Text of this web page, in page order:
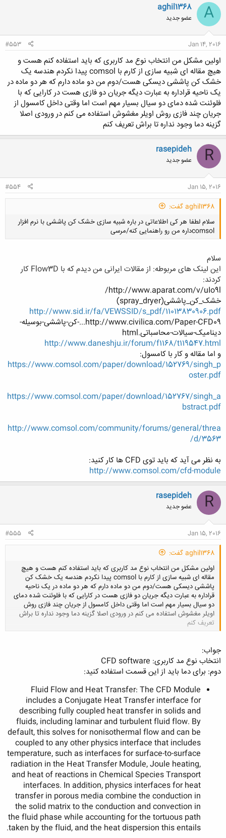
A
aghil1368
عضو جدید
Jan 14, 2016
#553
اولین مشکل من انتخاب نوع مد کاربری که باید استفاده کنم هست و
هیچ مقاله ای شبیه سازی از کارم با comsol پیدا نکردم هندسه یک
خشک کن پاششی دیسکی هست/دوم من دو ماده دارم که هر دو ماده در
یک ناحیه قراداره به عبارت دیگه جریان دو فازی هست در کارایی که با
فلوئنت شده دمای دو سیال بسیار مهم است اما وقتی داخل کامسول از
جریان چند فازی روش اویلر مغشوش استفاده می کنم در ورودی اصلا
گزینه دما وجود نداره تا براش تعریف کنم
R
rasepideh
عضو جدید
Jan 15, 2016
#554
aghil1368 گفت:
سلام لطفا هر کی اطلاعاتی در باره شبیه سازی خشک کن پاششی با نرم افزار
comsolداره من رو راهنمایی کنه/مرسی
کلیک کنید تا باز شود...
سلام
این لینک های مربوطه: از مقالات ایرانی من دیدم که با Flow3D کار
کردند:
http://www.aparat.com/v/uIo9l/
خشک_کن_پاششی(spray_dryer)
http://www.sid.ir/fa/VEWSSID/s_pdf/11013830906.pdf
http://www.civilica.com/Paper-CFD09...-کن-پاششی-بوسیله-
دینامیک-سیالات-محاسباتی.html
http://www.daneshju.ir/forum/f1168/t119547.html
و اما مقاله و کار با کامسول:
https://www.comsol.com/paper/download/152769/singh_p
oster.pdf
https://www.comsol.com/paper/download/152767/singh_a
bstract.pdf
http://www.comsol.com/community/forums/general/threa
d/3563/
به نظر می آید که باید توی CFD ها کار کنید:
http://www.comsol.com/cfd-module
R
rasepideh
عضو جدید
Jan 15, 2016
#555
aghil1368 گفت:
اولین مشکل من انتخاب نوع مد کاربری که باید استفاده کنم هست و هیچ
مقاله ای شبیه سازی از کارم با comsol پیدا نکردم هندسه یک خشک کن
پاششی دیسکی هست/دوم من دو ماده دارم که هر دو ماده در یک ناحیه
قراداره به عبارت دیگه جریان دو فازی هست در کارایی که با فلوئنت شده دمای
دو سیال بسیار مهم است اما وقتی داخل کامسول از جریان چند فازی روش
اویلر مغشوش استفاده می کنم در ورودی اصلا گزینه دما وجود نداره تا براش
تعریف کنم
جواب:
انتخاب نوع مد کاربری: CFD software
دوم: برای دما باید از این قسمت استفاده کنید:
Fluid Flow and Heat Transfer: The CFD Module
includes a Conjugate Heat Transfer interface for
describing fully coupled heat transfer in solids and
fluids, including laminar and turbulent fluid flow. By
default, this solves for nonisothermal flow and can be
coupled to any other physics interface that includes
temperature, such as interfaces for surface-to-surface
radiation in the Heat Transfer Module, Joule heating,
and heat of reactions in Chemical Species Transport
interfaces. In addition, physics interfaces for heat
transfer in porous media combine the conduction in
the solid matrix to the conduction and convection in
the fluid phase while accounting for the tortuous path
taken by the fluid, and the heat dispersion this entails.